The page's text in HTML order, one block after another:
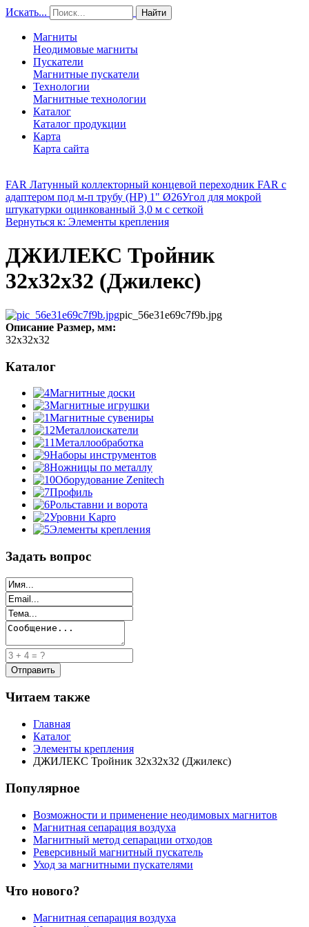
Искать... Найти
Магниты
Неодимовые магниты
Пускатели
Магнитные пускатели
Технологии
Магнитные технологии
Каталог
Каталог продукции
Карта
Карта сайта
FAR Латунный коллекторный концевой переходник FAR с
адаптером под м-п трубу (НР) 1" Ø26Угол для мокрой
штукатурки оцинкованный 3,0 м с сеткой
Вернуться к: Элементы крепления
ДЖИЛЕКС Тройник
32х32х32 (Джилекс)
pic_56e31e69c7f9b.jpg
Описание Размер, мм:
32х32х32
Каталог
Магнитные доски
Магнитные игрушки
Магнитные сувениры
Металлоискатели
Металлообработка
Наборы инструментов
Ножницы по металлу
Оборудование Zenitech
Профиль
Рольставни и ворота
Уровни Kapro
Элементы крепления
Задать вопрос
Читаем также
Главная
Каталог
Элементы крепления
ДЖИЛЕКС Тройник 32х32х32 (Джилекс)
Популярное
Возможности и применение неодимовых магнитов
Магнитная сепарация воздуха
Магнитный метод сепарации отходов
Реверсивный магнитный пускатель
Уход за магнитными пускателями
Что нового?
Магнитная сепарация воздуха